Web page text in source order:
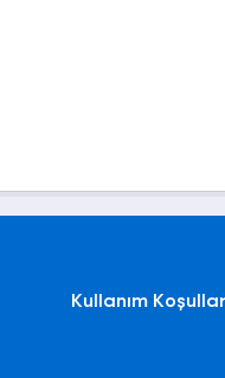
Kullanım